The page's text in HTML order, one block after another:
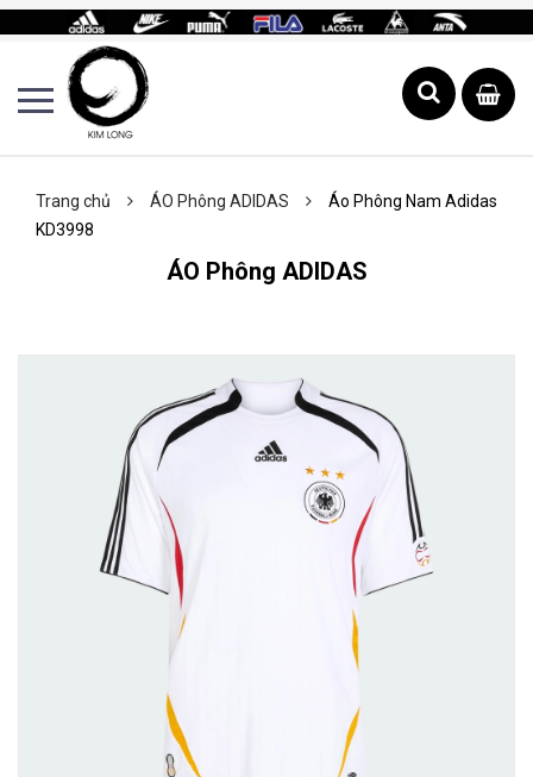
Trang chủ ÁO Phông ADIDAS
Áo Phông Nam Adidas
KD3998
ÁO Phông ADIDAS